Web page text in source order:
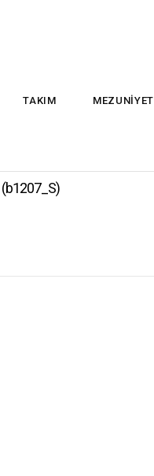
TAKIM MEZUNİYET
(b1207_S)